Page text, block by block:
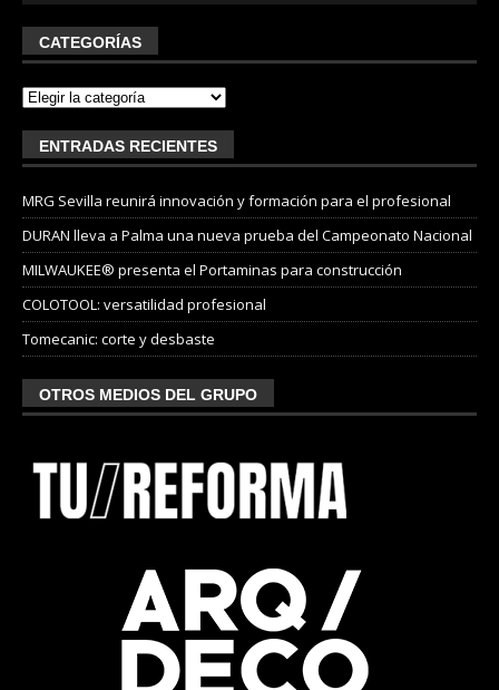
CATEGORÍAS
ENTRADAS RECIENTES
MRG Sevilla reunirá innovación y formación para el profesional
DURAN lleva a Palma una nueva prueba del Campeonato Nacional
MILWAUKEE® presenta el Portaminas para construcción
COLOTOOL: versatilidad profesional
Tomecanic: corte y desbaste
OTROS MEDIOS DEL GRUPO